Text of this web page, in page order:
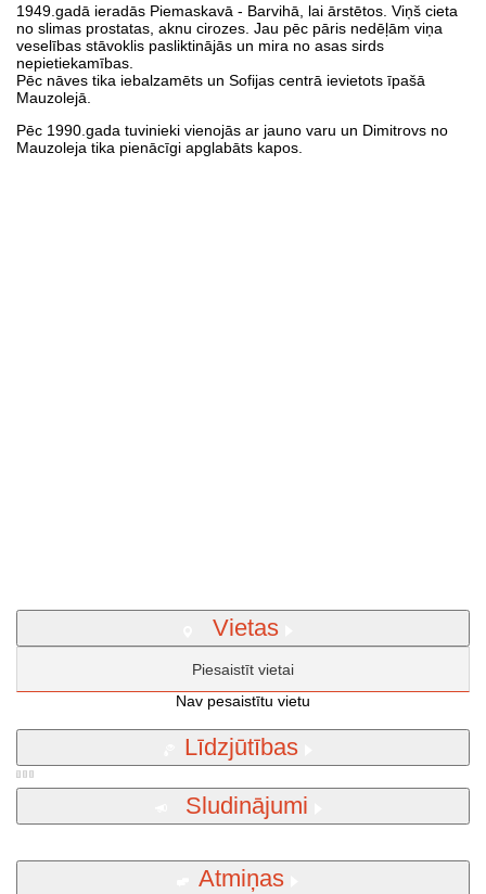
1949.gadā ieradās Piemaskavā - Barvihā, lai ārstētos. Viņš cieta
no slimas prostatas, aknu cirozes. Jau pēc pāris nedēļām viņa
veselības stāvoklis pasliktinājās un mira no asas sirds
nepietiekamības.
Pēc nāves tika iebalzamēts un Sofijas centrā ievietots īpašā
Mauzolejā.
Pēc 1990.gada tuvinieki vienojās ar jauno varu un Dimitrovs no
Mauzoleja tika pienācīgi apglabāts kapos.
Vietas
Piesaistīt vietai
Nav pesaistītu vietu
Līdzjūtības
Sludinājumi
Atmiņas